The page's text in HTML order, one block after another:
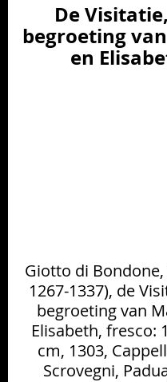
De
begroeting
en
Giotto di
1267-1337), de
begroeting van
Elisabeth, fresco:
cm, 1303,
Scrovegni,